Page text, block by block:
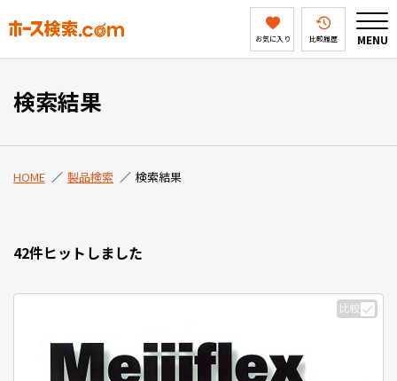
お気に入り 比較履歴 MENU
製品検索
会社案内
検索結果
HOME 製品検索 検索結果
42件ヒットしました
比較